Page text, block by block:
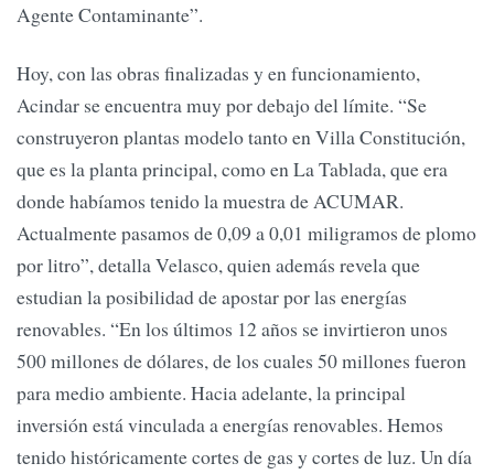
Agente Contaminante”.
Hoy, con las obras finalizadas y en funcionamiento,
Acindar se encuentra muy por debajo del límite. “Se
construyeron plantas modelo tanto en Villa Constitución,
que es la planta principal, como en La Tablada, que era
donde habíamos tenido la muestra de ACUMAR.
Actualmente pasamos de 0,09 a 0,01 miligramos de plomo
por litro”, detalla Velasco, quien además revela que
estudian la posibilidad de apostar por las energías
renovables. “En los últimos 12 años se invirtieron unos
500 millones de dólares, de los cuales 50 millones fueron
para medio ambiente. Hacia adelante, la principal
inversión está vinculada a energías renovables. Hemos
tenido históricamente cortes de gas y cortes de luz. Un día